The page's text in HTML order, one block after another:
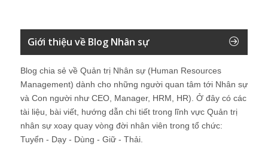
Giới thiệu về Blog Nhân sự
Blog chia sẻ về Quản trị Nhân sự (Human Resources
Management) dành cho những người quan tâm tới Nhân sự
và Con người như CEO, Manager, HRM, HR). Ở đây có các
tài liệu, bài viết, hướng dẫn chi tiết trong lĩnh vực Quản trị
nhân sự xoay quay vòng đời nhân viên trong tổ chức:
Tuyển - Dạy - Dùng - Giữ - Thải.